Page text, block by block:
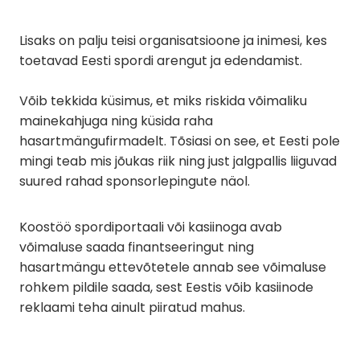
Lisaks on palju teisi organisatsioone ja inimesi, kes
toetavad Eesti spordi arengut ja edendamist.
Võib tekkida küsimus, et miks riskida võimaliku
mainekahjuga ning küsida raha
hasartmängufirmadelt. Tõsiasi on see, et Eesti pole
mingi teab mis jõukas riik ning just jalgpallis liiguvad
suured rahad sponsorlepingute näol.
Koostöö spordiportaali või kasiinoga avab
võimaluse saada finantseeringut ning
hasartmängu ettevõtetele annab see võimaluse
rohkem pildile saada, sest Eestis võib kasiinode
reklaami teha ainult piiratud mahus.